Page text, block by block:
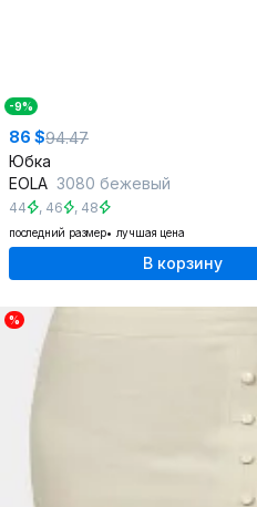
-9%
86 $94.47
Юбка
EOLA 3080 бежевый
44 , 46 , 48
последний размер лучшая цена
В корзину
%